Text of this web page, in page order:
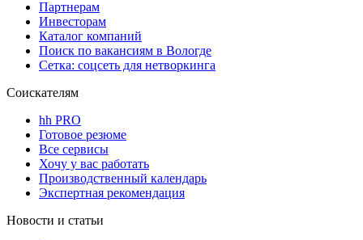
Партнерам
Инвесторам
Каталог компаний
Поиск по вакансиям в Вологде
Сетка: соцсеть для нетворкинга
Соискателям
hh PRO
Готовое резюме
Все сервисы
Хочу у вас работать
Производственный календарь
Экспертная рекомендация
Новости и статьи